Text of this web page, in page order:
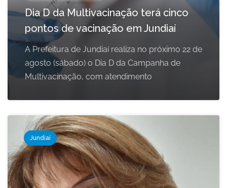
Dia D da Multivacinação terá cinco
pontos de vacinação em Jundiaí
A Prefeitura de Jundiaí realiza no próximo 22 de
agosto (sábado) o Dia D da Campanha de
Multivacinação, com atendimento
Jundiaí